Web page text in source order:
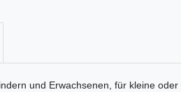
und Erwachsenen, für kleine